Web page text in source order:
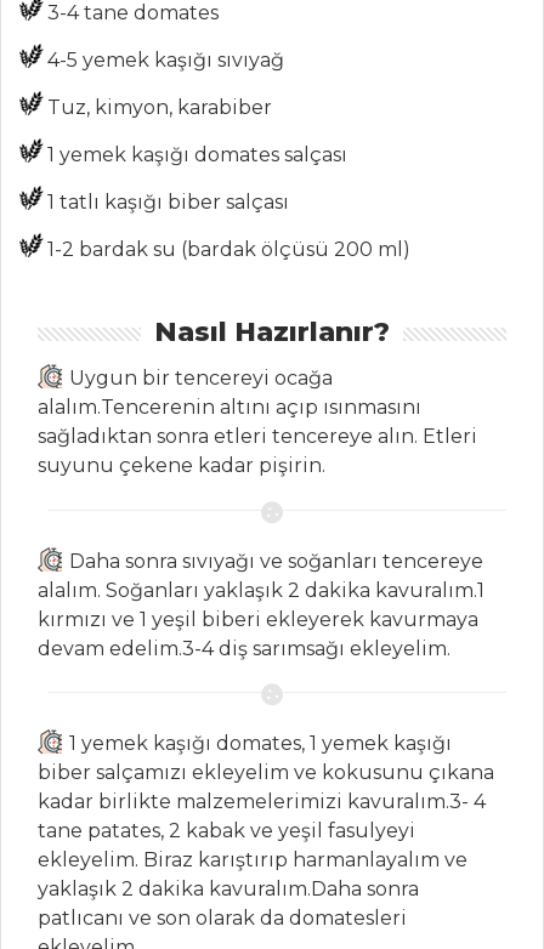
Et Yemekleri Tüm
Tarifleri
TATLILAR
Yaban Mersinli
ve Haşhaş
LEZZET
TOPLARI
TARÇIN SOSLU
ELMALI GALETTE
Pasta ve Tatlılar
ÇORBALAR
Rokfor Peynirli
Yayla Çorbası
Balkabağı
Çorbası
Çorbalar Tüm
Tarifleri
3-4 tane domates
4-5 yemek kaşığı sıvıyağ
Tuz, kimyon, karabiber
1 yemek kaşığı domates salçası
1 tatlı kaşığı biber salçası
1-2 bardak su (bardak ölçüsü 200 ml)
Nasıl Hazırlanır?
Uygun bir tencereyi ocağa
alalım.Tencerenin altını açıp ısınmasını
sağladıktan sonra etleri tencereye alın. Etleri
suyunu çekene kadar pişirin.
Daha sonra sıvıyağı ve soğanları tencereye
alalım. Soğanları yaklaşık 2 dakika kavuralım.1
kırmızı ve 1 yeşil biberi ekleyerek kavurmaya
devam edelim.3-4 diş sarımsağı ekleyelim.
1 yemek kaşığı domates, 1 yemek kaşığı
biber salçamızı ekleyelim ve kokusunu çıkana
kadar birlikte malzemelerimizi kavuralım.3- 4
tane patates, 2 kabak ve yeşil fasulyeyi
ekleyelim. Biraz karıştırıp harmanlayalım ve
yaklaşık 2 dakika kavuralım.Daha sonra
patlıcanı ve son olarak da domatesleri